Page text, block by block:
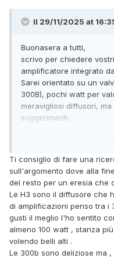
Il 29/11/2025 at
Buonasera a tutti,
scrivo per chiedere
amplificatore integrato
Sarei orientato su un
300B), pochi watt per
meravigliosi diffusori,
suggerimenti.
metri quadri, utilizzando
potrei spostarlo anche
una sala di circa 30
confronto.
Spero mi possiate dare
Buona serata a tutti!
Ti consiglio di fare una
sull'argomento dove alla
del resto per un eresia che
Le H3 sono il diffusore che
di amplificazioni penso tra i
gusti il meglio l'ho sentito
almeno 100 watt , stanza
volendo belli alti .
Le 300b sono deliziose ma